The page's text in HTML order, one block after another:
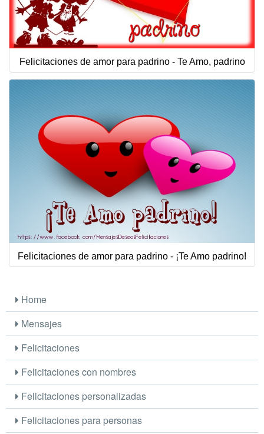
Felicitaciones de amor para padrino - Te Amo, padrino
Felicitaciones de amor para padrino - ¡Te Amo padrino!
Home
Mensajes
Felicitaciones
Felicitaciones con nombres
Felicitaciones personalizadas
Felicitaciones para personas